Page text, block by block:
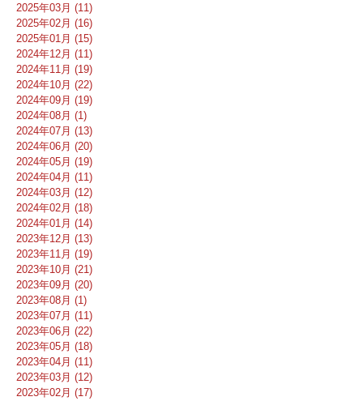
2025年03月 (11)
2025年02月 (16)
2025年01月 (15)
2024年12月 (11)
2024年11月 (19)
2024年10月 (22)
2024年09月 (19)
2024年08月 (1)
2024年07月 (13)
2024年06月 (20)
2024年05月 (19)
2024年04月 (11)
2024年03月 (12)
2024年02月 (18)
2024年01月 (14)
2023年12月 (13)
2023年11月 (19)
2023年10月 (21)
2023年09月 (20)
2023年08月 (1)
2023年07月 (11)
2023年06月 (22)
2023年05月 (18)
2023年04月 (11)
2023年03月 (12)
2023年02月 (17)